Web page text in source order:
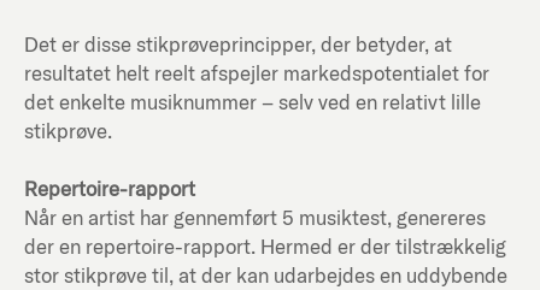
Det er disse stikprøveprincipper, der betyder, at
resultatet helt reelt afspejler markedspotentialet for
det enkelte musiknummer – selv ved en relativt lille
stikprøve.
Repertoire-rapport
Når en artist har gennemført 5 musiktest, genereres
der en repertoire-rapport. Hermed er der tilstrækkelig
stor stikprøve til, at der kan udarbejdes en uddybende